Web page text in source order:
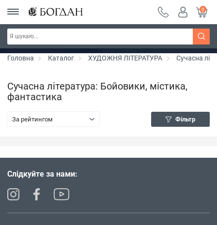
РОЗПРОДАЖ ~ 150 грн ~ 200 грн ~ 250 грн ~
300 грн ~ РОЗПРОДАЖ
Дізнатись більше
0
Головна Каталог ХУДОЖНЯ ЛІТЕРАТУРА Сучасна
Сучасна література: Бойовики, містика,
фантастика
За рейтингом Фільтр
Слідкуйте за нами: